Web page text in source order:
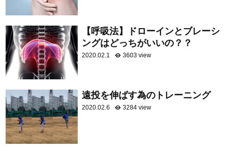
【呼吸法】ドローインとブレーシ
ングはどっちがいいの？？
2020.02.1 3603 view
遠投を伸ばす為のトレーニング
2020.02.6 3284 view